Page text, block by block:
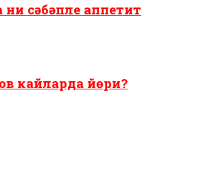
ни сәбәпле аппетит
кайларда йөри?